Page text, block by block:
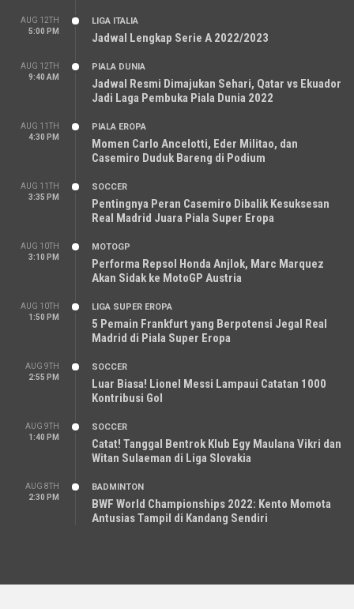
AUG 12TH
5:00 PM
LIGA ITALIA
Jadwal Lengkap Serie A 2022/2023
AUG 12TH
9:40 AM
PIALA DUNIA
Jadwal Resmi Dimajukan Sehari, Qatar vs Ekuador
Jadi Laga Pembuka Piala Dunia 2022
AUG 11TH
4:30 PM
PIALA EROPA
Momen Carlo Ancelotti, Eder Militao, dan
Casemiro Duduk Bareng di Podium
AUG 11TH
3:35 PM
SOCCER
Pentingnya Peran Casemiro Dibalik Kesuksesan
Real Madrid Juara Piala Super Eropa
AUG 10TH
3:10 PM
MOTOGP
Performa Repsol Honda Anjlok, Marc Marquez
Akan Sidak ke MotoGP Austria
AUG 10TH
1:50 PM
LIGA SUPER EROPA
5 Pemain Frankfurt yang Berpotensi Jegal Real
Madrid di Piala Super Eropa
AUG 9TH
2:55 PM
SOCCER
Luar Biasa! Lionel Messi Lampaui Catatan 1000
Kontribusi Gol
AUG 9TH
1:40 PM
SOCCER
Catat! Tanggal Bentrok Klub Egy Maulana Vikri dan
Witan Sulaeman di Liga Slovakia
AUG 8TH
2:30 PM
BADMINTON
BWF World Championships 2022: Kento Momota
Antusias Tampil di Kandang Sendiri